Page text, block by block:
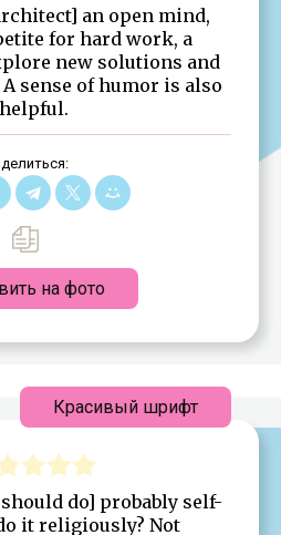
an open mind,
for hard work, a
new solutions and
sense of humor is also
helpful.
на фото
do] probably self-
it religiously? Not
Красивый шрифт